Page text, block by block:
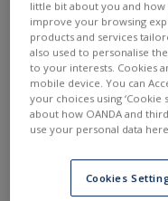
CAD
USD
W. Europe
CHF
EUR
GBP
E. and Cen.
CZK
HUF
PLN
little bit about you and
improve your browsing
products and services
also used to personalise
to your interests. Cookies
mobile device. You can
your choices using
about how OANDA and
use your personal data
Cookies